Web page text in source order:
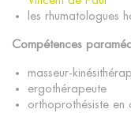
les rhumatologues
Compétences
masseur-
ergothérapeute
orthoprothésiste en